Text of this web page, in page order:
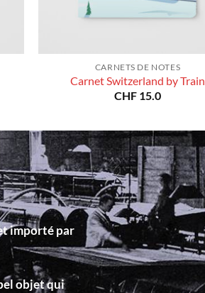
CARNETS DE NOTES
Carnet Switzerland by Train
CHF 15.0
importé par
objet qui